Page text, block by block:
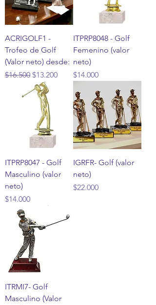
ACRIGOLF1 -
Trofeo de Golf
(Valor neto) desde:
Precio
$16.500 Precio de oferta
$13.200
ITPRP8048 - Golf
Femenino (valor
neto)
Precio
$14.000
ITPRP8047 - Golf
Masculino (valor
neto)
Precio
$14.000
IGRFR- Golf (valor
neto)
Precio
$22.000
ITRMI7- Golf
Masculino (Valor